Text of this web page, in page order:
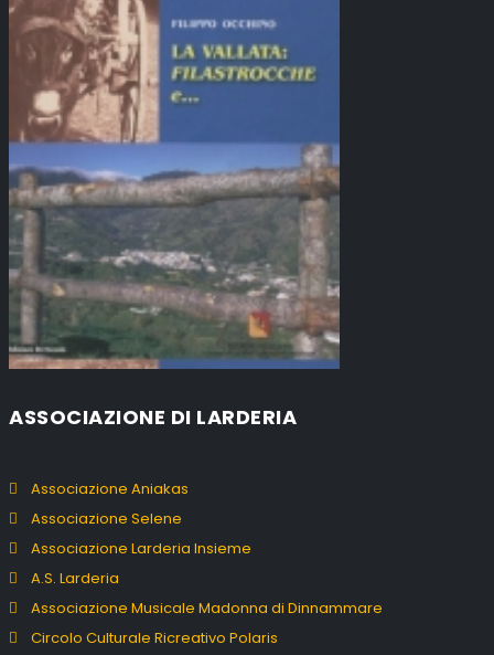
ASSOCIAZIONE DI LARDERIA
Associazione Aniakas
Associazione Selene
Associazione Larderia Insieme
A.S. Larderia
Associazione Musicale Madonna di Dinnammare
Circolo Culturale Ricreativo Polaris